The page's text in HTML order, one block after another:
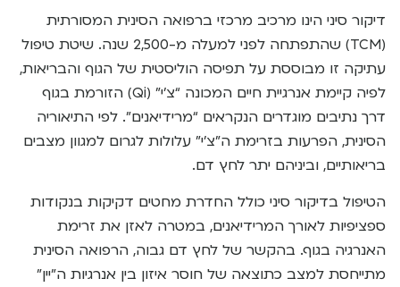
דיקור סיני הינו מרכיב מרכזי ברפואה הסינית המסורתית
(TCM) שהתפתחה לפני למעלה מ-2,500 שנה. שיטת טיפול
עתיקה זו מבוססת על תפיסה הוליסטית של הגוף והבריאות,
לפיה קיימת אנרגיית חיים המכונה “צ’י” (Qi) הזורמת בגוף
דרך נתיבים מוגדרים הנקראים “מרידיאנים”. לפי התיאוריה
הסינית, הפרעות בזרימת ה”צ’י” עלולות לגרום למגוון מצבים
בריאותיים, וביניהם יתר לחץ דם.
הטיפול בדיקור סיני כולל החדרת מחטים דקיקות בנקודות
ספציפיות לאורך המרידיאנים, במטרה לאזן את זרימת
האנרגיה בגוף. בהקשר של לחץ דם גבוה, הרפואה הסינית
מתייחסת למצב כתוצאה של חוסר איזון בין אנרגיות ה”יין”